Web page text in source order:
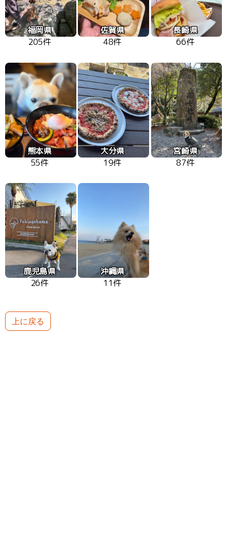
福岡県
205件
佐賀県
48件
長崎県
66件
熊本県
55件
大分県
19件
宮崎県
87件
鹿児島県
26件
沖縄県
11件
上に戻る